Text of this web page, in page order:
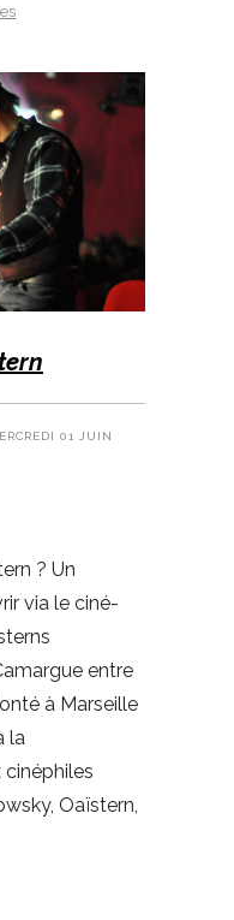
01 JUIN
? Un
via le ciné-
entre
à Marseille
la
Oaïstern,